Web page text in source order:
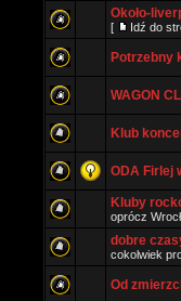
Około-
[ Idź do
Potrzebny
WAGON
Klub
ODA Firlej
Kluby
oprócz
dobre
cokolwiek
Od